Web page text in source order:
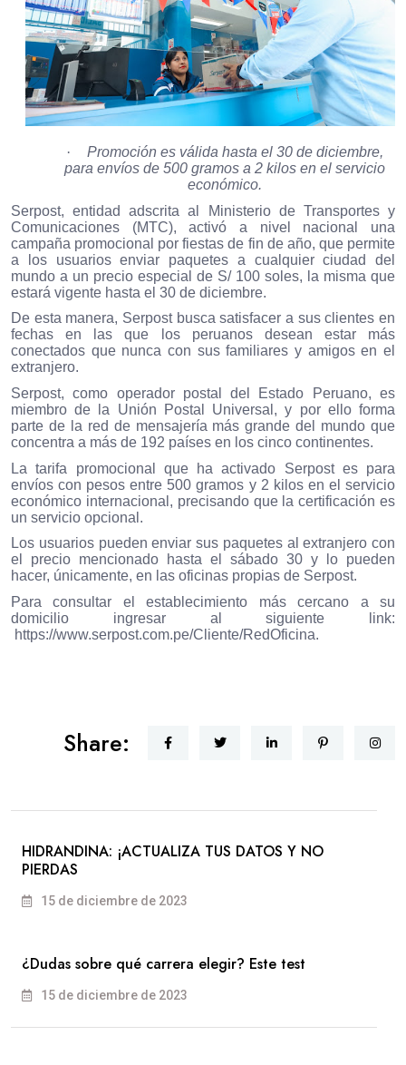
·
Promoción es válida hasta el 30 de diciembre,
para envíos de 500 gramos a 2 kilos en el servicio
económico.
Serpost, entidad adscrita al Ministerio de Transportes y
Comunicaciones (MTC), activó a nivel nacional una
campaña promocional por fiestas de fin de año, que permite
a los usuarios enviar paquetes a cualquier ciudad del
mundo a un precio especial de S/ 100 soles, la misma que
estará vigente hasta el 30 de diciembre.
De esta manera, Serpost busca satisfacer a sus clientes en
fechas en las que los peruanos desean estar más
conectados que nunca con sus familiares y amigos en el
extranjero.
Serpost, como operador postal del Estado Peruano, es
miembro de la Unión Postal Universal, y por ello forma
parte de la red de mensajería más grande del mundo que
concentra a más de 192 países en los cinco continentes.
La tarifa promocional que ha activado Serpost es para
envíos con pesos entre 500 gramos y 2 kilos en el servicio
económico internacional, precisando que la certificación es
un servicio opcional.
Los usuarios pueden enviar sus paquetes al extranjero con
el precio mencionado hasta el sábado 30 y lo pueden
hacer, únicamente, en las oficinas propias de Serpost.
Para consultar el establecimiento más cercano a su
domicilio ingresar al siguiente link:
https://www.serpost.com.pe/Cliente/RedOficina.
Share:
HIDRANDINA: ¡ACTUALIZA TUS DATOS Y NO
PIERDAS
15 de diciembre de 2023
¿Dudas sobre qué carrera elegir? Este test
15 de diciembre de 2023